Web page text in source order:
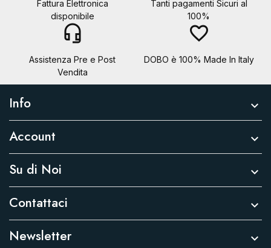
Fattura Elettronica
disponibile
Tanti pagamenti Sicuri al
100%
headset_mic
Assistenza Pre e Post
Vendita
favorite_border
DOBO è 100% Made In Italy
Info 
Account 
Su di Noi 
Contattaci 
Newsletter 